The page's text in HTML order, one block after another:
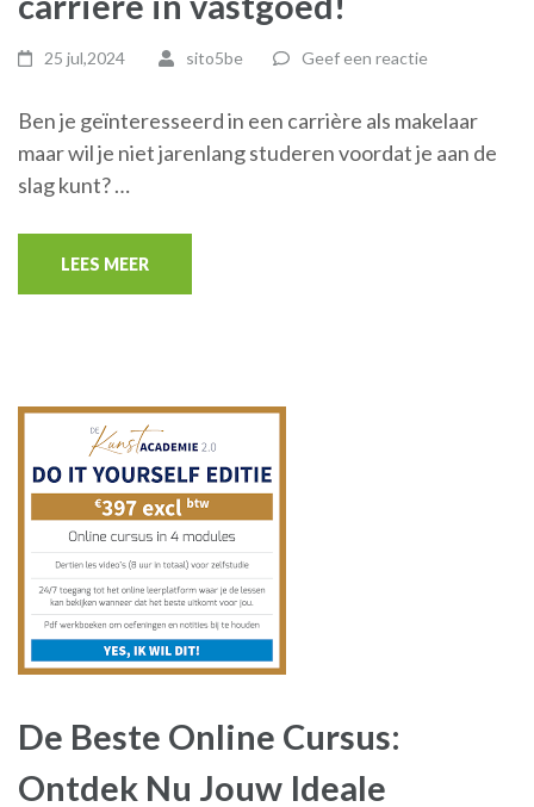
25 jul,2024 sito5be Geef een reactie
Ben je geïnteresseerd in een carrière als makelaar
maar wil je niet jarenlang studeren voordat je aan de
slag kunt? …
LEES MEER
De Beste Online Cursus:
Ontdek Nu Jouw Ideale